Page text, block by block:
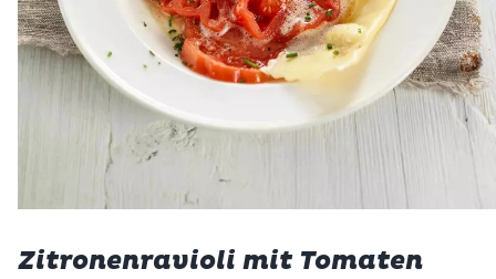
Zitronenravioli mit Tomaten